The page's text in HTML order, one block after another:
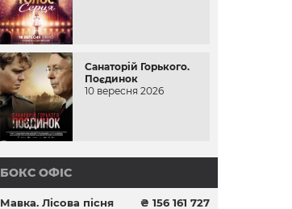
Санаторій Горького.
Поєдинок
10 вересня 2026
БОКС ОФІС
Мавка. Лісова пісня ₴ 156 161 727